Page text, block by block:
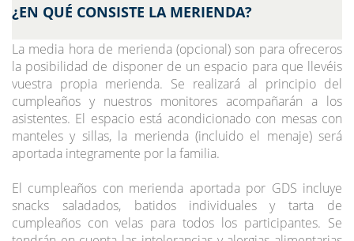
¿EN QUÉ CONSISTE LA MERIENDA?
La media hora de merienda (opcional) son para ofreceros
la posibilidad de disponer de un espacio para que llevéis
vuestra propia merienda. Se realizará al principio del
cumpleaños y nuestros monitores acompañarán a los
asistentes. El espacio está acondicionado con mesas con
manteles y sillas, la merienda (incluido el menaje) será
aportada integramente por la familia.
El cumpleaños con merienda aportada por GDS incluye
snacks saladados, batidos individuales y tarta de
cumpleaños con velas para todos los participantes. Se